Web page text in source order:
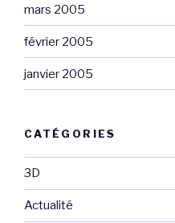
mars 2005
février 2005
janvier 2005
CATÉGORIES
3D
Actualité